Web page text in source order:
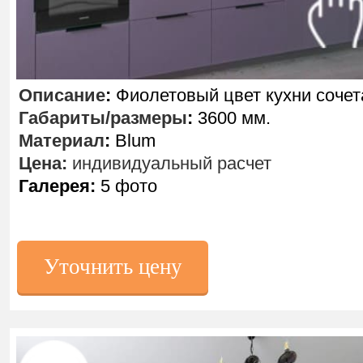
Уточнить цену
Описание: Фиолетовый цвет кухни
Габариты/размеры: 3600 мм.
Материал: Blum
Цена: индивидуальный расчет
Галерея: 5 фото